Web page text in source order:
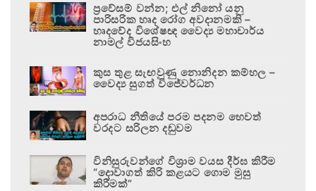
ප්‍රවේසම් වන්න; එල් නිනෝ යනු
පාරිසරික හෘද රෝග අවදානමකි –
හෘදවේද විශේෂඥ වෛද්‍ය මහාචාර්ය
නාමල් විජයසිංහ
කුස තුළ සැඟවුණු නොනිදන කම්හල –
වෛද්‍ය සුගත් විජේවර්ධන
අපරාධ නීතියේ පරම පදනම හෙවත්
වරදට සරිලන දඬුවම
විනිසුරුවන්ගේ විශ්‍රාම වයස දීර්ඝ කිරීම
“දොවාගත් කිරි කළයට ගොම මුසු
කිරීමක්”